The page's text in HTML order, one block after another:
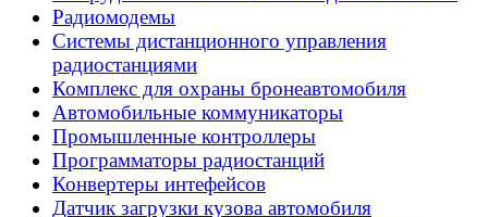
Радиомодемы
Системы дистанционного управления
радиостанциями
Комплекс для охраны бронеавтомобиля
Автомобильные коммуникаторы
Промышленные контроллеры
Программаторы радиостанций
Конвертеры интефейсов
Датчик загрузки кузова автомобиля